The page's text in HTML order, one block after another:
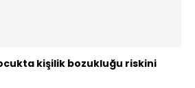
kişilik bozukluğu riskini